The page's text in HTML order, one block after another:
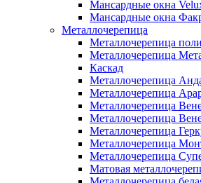
Мансардные окна
Мансардные окна
Металлочерепица
Металлочерепица
Металлочерепица
Каскад
Металлочерепица
Металлочерепица
Металлочерепица
Металлочерепица
Металлочерепица
Металлочерепица
Металлочерепица
Матовая